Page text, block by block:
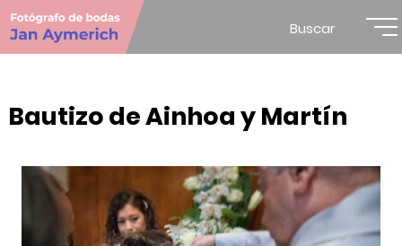
Buscar
Bautizo de Ainhoa y Martín